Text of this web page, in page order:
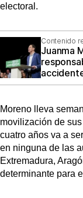
electoral.
Contenido
Juanma
Moreno lleva
movilización de
cuatro años va a
en ninguna de las
Extremadura,
determinante para